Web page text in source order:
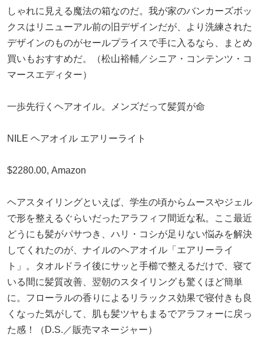
しゃれに見える魔法の箱なのだ。我が家のバンカーズボッ
クスはリニューアル前の旧デザインだが、より洗練された
デザインのものがセールプライスで手に入るなら、まとめ
買いもおすすめだ。（松山裕輔／シニア・コンテンツ・コ
マースエディター）
一歩先行くヘアオイル。メンズだって髪質が命
NILE ヘアオイル エアリーライト
$2280.00, Amazon
ヘアスタイリングといえば、学生の頃からムースやジェル
で形を整えるぐらいだったアラフィフ間近な私。ここ最近
どうにも髪がパサつき、ハリ・コシが足りない悩みを解決
してくれたのが、ナイルのヘアオイル「エアリーライ
ト」。タオルドライ後にサッと手櫛で整えるだけで、寝て
いる間に髪質改善、翌朝のスタイリングも驚くほど簡単
に。フローラルの香りによるリラックス効果で寝付きも良
くなった気がして、肌も髪ツヤもまるでアラフォーに戻っ
た感！（D.S.／販売マネージャー）